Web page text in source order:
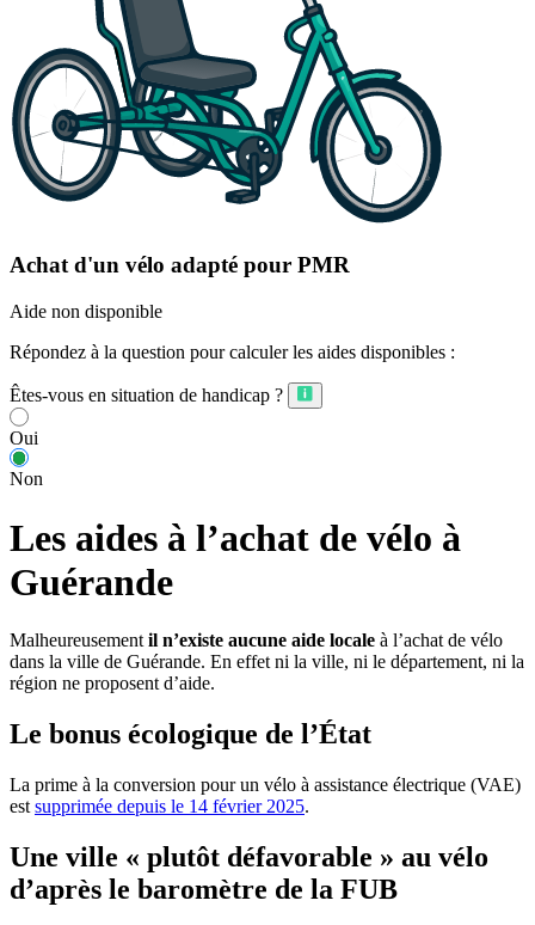
Achat d'un vélo adapté pour PMR
Aide non disponible
Répondez à la question pour calculer les aides disponibles :
Êtes-vous en situation de handicap ?
Oui
Non
Les aides à l’achat de vélo à
Guérande
Malheureusement il n’existe aucune aide locale à l’achat de vélo
dans la ville de Guérande. En effet ni la ville, ni le département, ni la
région ne proposent d’aide.
Le bonus écologique de l’État
La prime à la conversion pour un vélo à assistance électrique (VAE)
est supprimée depuis le 14 février 2025.
Une ville « plutôt défavorable » au vélo
d’après le baromètre de la FUB